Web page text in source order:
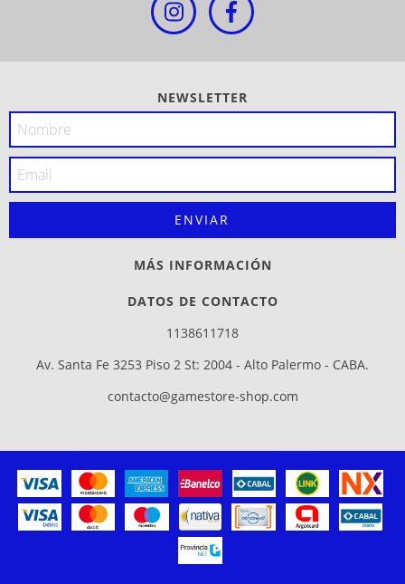
NEWSLETTER
MÁS INFORMACIÓN
DATOS DE CONTACTO
1138611718
Av. Santa Fe 3253 Piso 2 St: 2004 - Alto Palermo - CABA.
contacto@gamestore-shop.com